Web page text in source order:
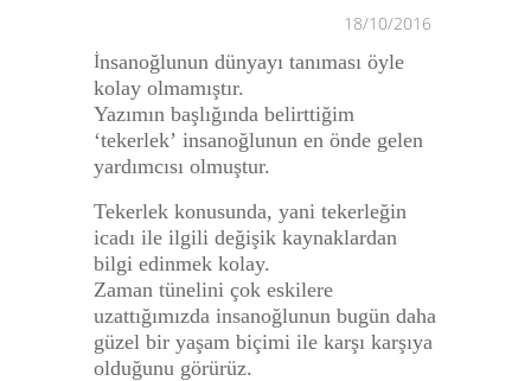
18/10/2016
İnsanoğlunun dünyayı tanıması öyle
kolay olmamıştır.
Yazımın başlığında belirttiğim
‘tekerlek’ insanoğlunun en önde gelen
yardımcısı olmuştur.
Tekerlek konusunda, yani tekerleğin
icadı ile ilgili değişik kaynaklardan
bilgi edinmek kolay.
Zaman tünelini çok eskilere
uzattığımızda insanoğlunun bugün daha
güzel bir yaşam biçimi ile karşı karşıya
olduğunu görürüz.